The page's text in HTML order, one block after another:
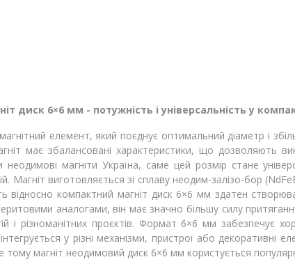
диск 6×6 мм - потужність і універсальність у
елемент, який поєднує оптимальний діаметр і
має збалансовані характеристики, що дозволяють
магніти Україна, саме цей розмір стане
Магніт виготовляється зі сплаву неодим-залізо-бор
відносно компактний магніт диск 6×6 мм здатен
аналогами, він має значно більшу силу
і різноманітних проєктів. Формат 6×6 мм забезпечує
у різні механізми, пристрої або декоративні
тому магніт неодимовий диск 6×6 мм користується